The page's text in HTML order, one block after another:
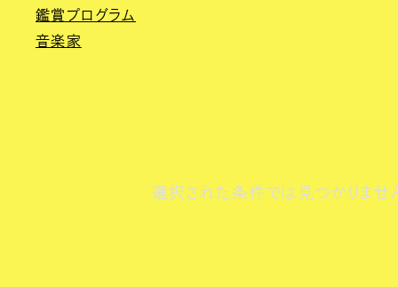
鑑賞プログラム
音楽家
選択された条件では見つかりませ